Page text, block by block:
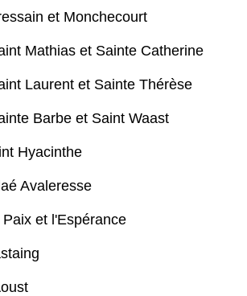
et Monchecourt
Mathias et Sainte Catherine
Laurent et Sainte Thérèse
Barbe et Saint Waast
Hyacinthe
Avaleresse
et l'Espérance